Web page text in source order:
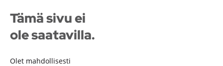
Tämä sivu ei
ole saatavilla.
Olet mahdollisesti